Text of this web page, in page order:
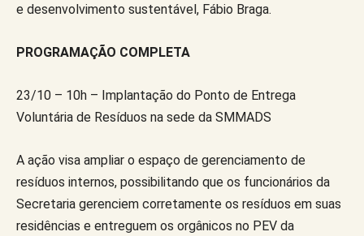
e desenvolvimento sustentável, Fábio Braga.
PROGRAMAÇÃO COMPLETA
23/10 – 10h – Implantação do Ponto de Entrega
Voluntária de Resíduos na sede da SMMADS
A ação visa ampliar o espaço de gerenciamento de
resíduos internos, possibilitando que os funcionários da
Secretaria gerenciem corretamente os resíduos em suas
residências e entreguem os orgânicos no PEV da